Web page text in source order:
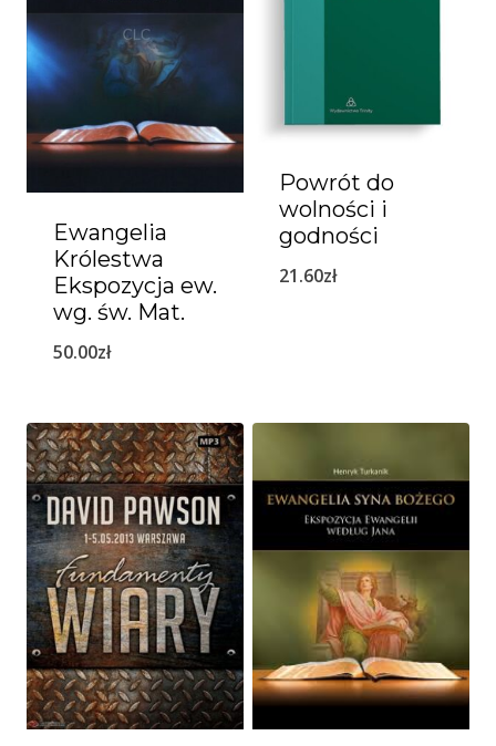
Ewangelia
Królestwa
Ekspozycja ew.
wg. św. Mat.
50.00zł
Powrót do
wolności i
godności
21.60zł